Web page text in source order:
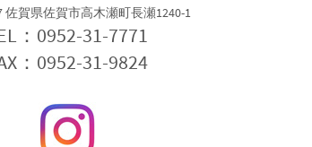
佐賀県佐賀市高木瀬町長瀬1240-1
：0952-31-7771
：0952-31-9824